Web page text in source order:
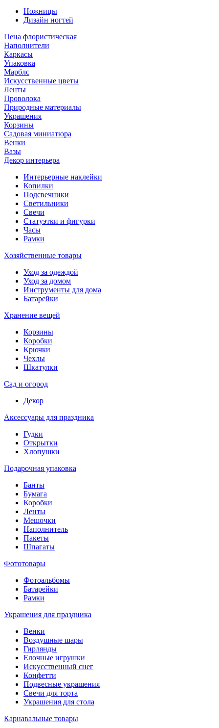
Ножницы
Дизайн ногтей
Пена флористическая
Наполнители
Каркасы
Упаковка
Марблс
Искусственные цветы
Ленты
Проволока
Природные материалы
Украшения
Корзины
Садовая миниатюра
Венки
Вазы
Декор интерьера
Интерьерные наклейки
Копилки
Подсвечники
Светильники
Свечи
Статуэтки и фигурки
Часы
Рамки
Хозяйственные товары
Уход за одеждой
Уход за домом
Инструменты для дома
Батарейки
Хранение вещей
Корзины
Коробки
Крючки
Чехлы
Шкатулки
Сад и огород
Декор
Аксессуары для праздника
Гудки
Открытки
Хлопушки
Подарочная упаковка
Банты
Бумага
Коробки
Ленты
Мешочки
Наполнитель
Пакеты
Шпагаты
Фототовары
Фотоальбомы
Батарейки
Рамки
Украшения для праздника
Венки
Воздушные шары
Гирлянды
Елочные игрушки
Искусственный снег
Конфетти
Подвесные украшения
Свечи для торта
Украшения для стола
Карнавальные товары